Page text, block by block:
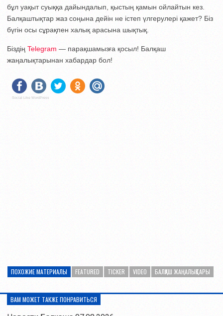
бұл уақыт суыққа дайындалып, қыстың қамын ойлайтын кез.
Балқаштықтар жаз соңына дейін не істеп үлгерулері қажет? Біз
бүгін осы сұрақпен халық арасына шықтық.
Біздің Telegram — парақшамызға қосыл! Балқаш
жаңалықтарынан хабардар бол!
Social Like WordPress
ПОХОЖИЕ МАТЕРИАЛЫ FEATURED TICKER VIDEO БАЛҚАШ ЖАҢАЛЫҚТАРЫ
ВАМ МОЖЕТ ТАКЖЕ ПОНРАВИТЬСЯ